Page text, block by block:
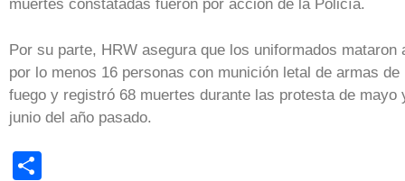
muertes constatadas fueron por acción de la Policía.
Por su parte, HRW asegura que los uniformados mataron
por lo menos 16 personas con munición letal de armas de
fuego y registró 68 muertes durante las protesta de mayo
junio del año pasado.